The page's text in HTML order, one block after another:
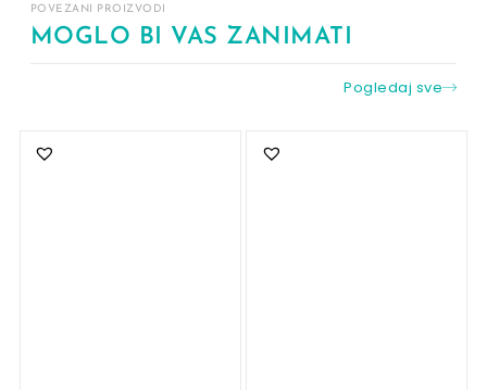
POVEZANI PROIZVODI
MOGLO BI VAS ZANIMATI
Pogledaj sve